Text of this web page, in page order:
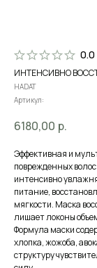
0.0
ИНТЕНСИВНО
HADAT
Артикул:
6180,00 р.
Эффективная и
поврежденных
интенсивно
питание,
мягкости. Маска
лишает локоны
Формула маски
хлопка, жожоба,
структуру